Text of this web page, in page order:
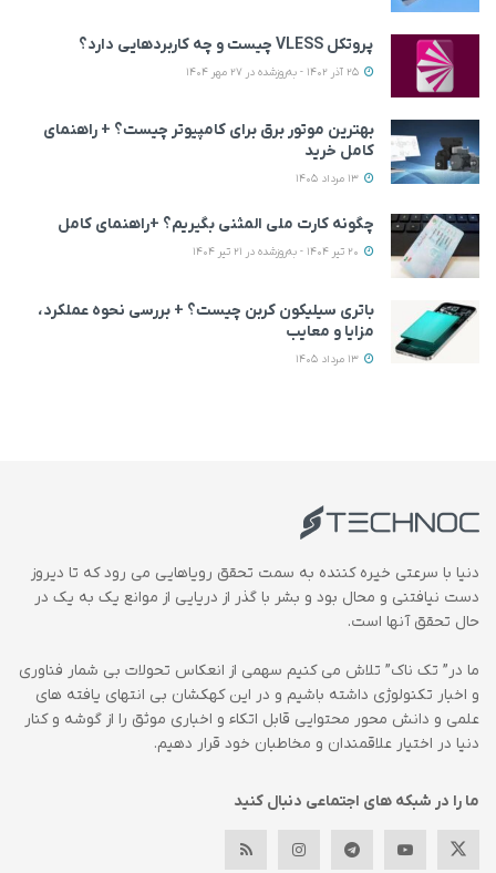
پروتکل VLESS چیست و چه کاربردهایی دارد؟
بهترین موتور برق برای کامپیوتر چیست؟ + راهنمای
کامل خرید
چگونه کارت ملی المثنی بگیریم؟ +راهنمای کامل
باتری سیلیکون کربن چیست؟ + بررسی نحوه عملکرد،
مزایا و معایب
دنیا با سرعتی خیره کننده به سمت تحقق رویاهایی می رود که تا دیروز
دست نیافتنی و محال بود و بشر با گذر از دریایی از موانع یک به یک در
حال تحقق آنها است.
ما در” تک ناک” تلاش می کنیم سهمی از انعکاس تحولات بی شمار فناوری
و اخبار تکنولوژی داشته باشیم و در این کهکشان بی انتهای یافته های
علمی و دانش محور محتوایی قابل اتکاء و اخباری موثق را از گوشه و کنار
دنیا در اختیار علاقمندان و مخاطبان خود قرار دهیم.
ما را در شبکه های اجتماعی دنبال کنید